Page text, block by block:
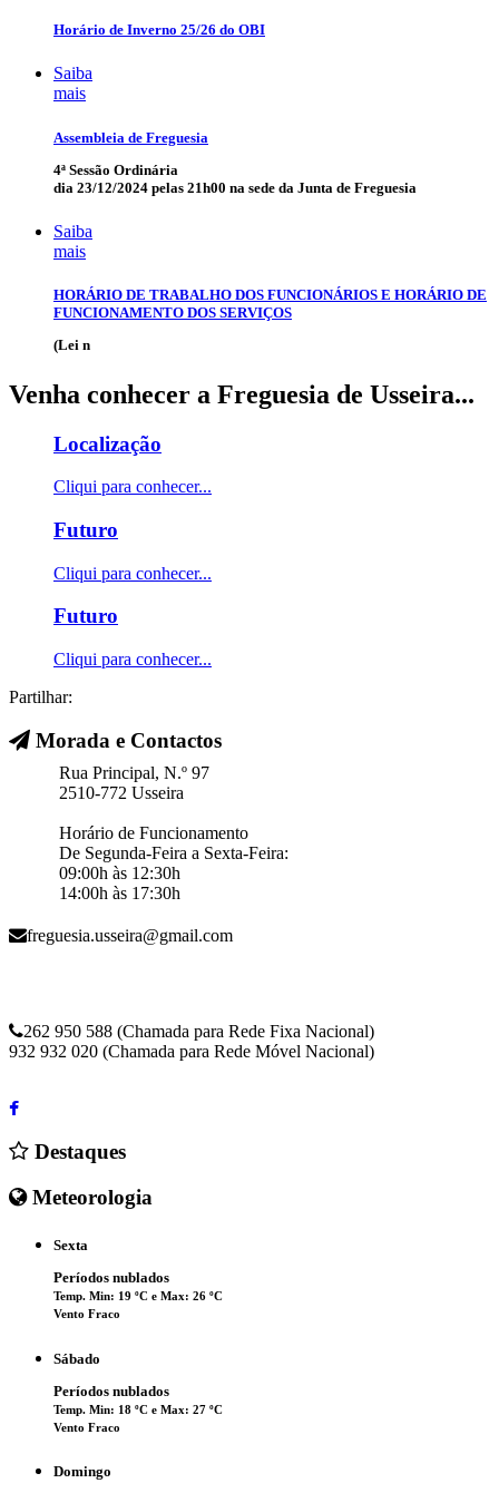
Horário de Inverno 25/26 do OBI
Saiba
mais
Assembleia de Freguesia
4ª Sessão Ordinária
dia 23/12/2024 pelas 21h00 na sede da Junta de Freguesia
Saiba
mais
HORÁRIO DE TRABALHO DOS FUNCIONÁRIOS E HORÁRIO DE
FUNCIONAMENTO DOS SERVIÇOS
(Lei n
Venha conhecer a Freguesia de Usseira...
Localização
Cliqui para conhecer...
Futuro
Cliqui para conhecer...
Futuro
Cliqui para conhecer...
Partilhar:
Morada e Contactos
Rua Principal, N.º 97
2510-772 Usseira
Horário de Funcionamento
De Segunda-Feira a Sexta-Feira:
09:00h às 12:30h
14:00h às 17:30h
freguesia.usseira@gmail.com
262 950 588 (Chamada para Rede Fixa Nacional)
932 932 020 (Chamada para Rede Móvel Nacional)
Destaques
Meteorologia
Sexta
Períodos nublados
Temp. Min: 19 ºC e Max: 26 ºC
Vento Fraco
Sábado
Períodos nublados
Temp. Min: 18 ºC e Max: 27 ºC
Vento Fraco
Domingo